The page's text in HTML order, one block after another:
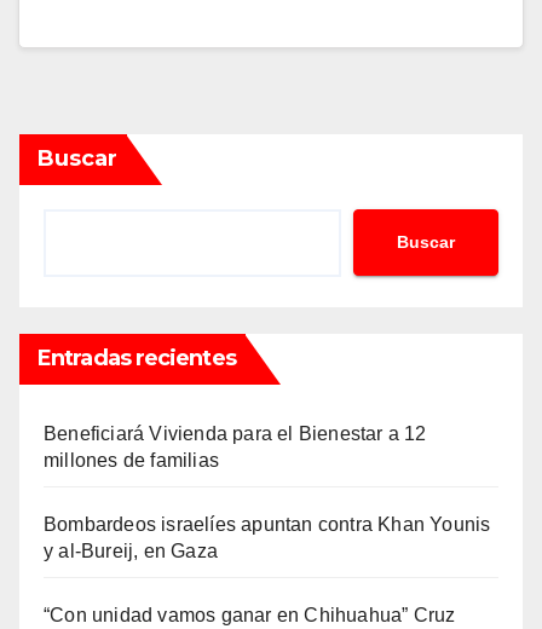
Buscar
Buscar
Entradas recientes
Beneficiará Vivienda para el Bienestar a 12
millones de familias
Bombardeos israelíes apuntan contra Khan Younis
y al-Bureij, en Gaza
“Con unidad vamos ganar en Chihuahua” Cruz